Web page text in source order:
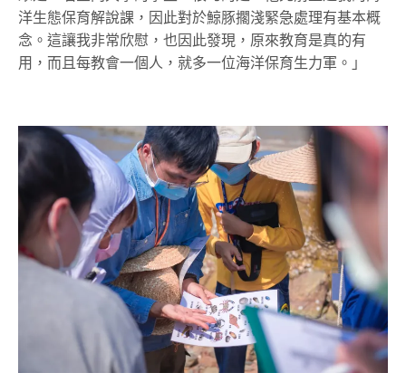
洋生態保育解說課，因此對於鯨豚擱淺緊急處理有基本概
念。這讓我非常欣慰，也因此發現，原來教育是真的有
用，而且每教會一個人，就多一位海洋保育生力軍。」